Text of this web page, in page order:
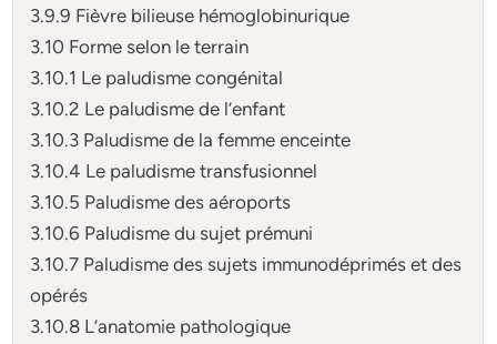
3.9.9 Fièvre bilieuse hémoglobinurique
3.10 Forme selon le terrain
3.10.1 Le paludisme congénital
3.10.2 Le paludisme de l’enfant
3.10.3 Paludisme de la femme enceinte
3.10.4 Le paludisme transfusionnel
3.10.5 Paludisme des aéroports
3.10.6 Paludisme du sujet prémuni
3.10.7 Paludisme des sujets immunodéprimés et des
opérés
3.10.8 L’anatomie pathologique